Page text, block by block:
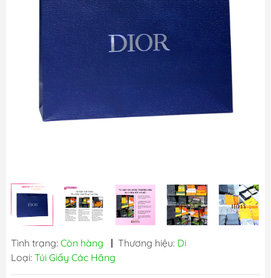
Tình trạng: Còn hàng | Thương hiệu: Di
Loại: Túi Giấy Các Hãng